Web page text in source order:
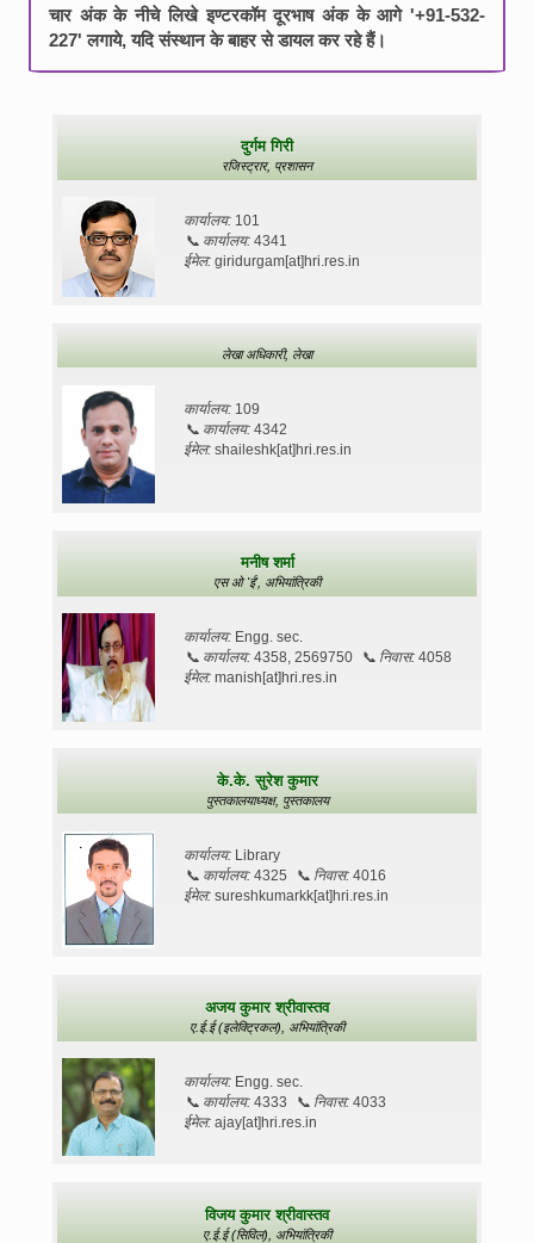
चार अंक के नीचे लिखे इण्टरकॉम दूरभाष अंक के आगे '+91-532-
227' लगाये, यदि संस्थान के बाहर से डायल कर रहे हैं।
दुर्गम गिरी
रजिस्ट्रार, प्रशासन
कार्यालय: 101
📞 कार्यालय:4341
ईमेल:giridurgam[at]hri.res.in
लेखा अधिकारी, लेखा
कार्यालय: 109
📞 कार्यालय:4342
ईमेल:shaileshk[at]hri.res.in
मनीष शर्मा
एस ओ 'ई', अभियांत्रिकी
कार्यालय: Engg. sec.
📞 कार्यालय:4358, 2569750 📞 निवास: 4058
ईमेल:manish[at]hri.res.in
के.के. सुरेश कुमार
पुस्तकालयाध्यक्ष, पुस्तकालय
कार्यालय: Library
📞 कार्यालय:4325 📞 निवास: 4016
ईमेल:sureshkumarkk[at]hri.res.in
अजय कुमार श्रीवास्तव
ए.ई.ई (इलेक्ट्रिकल), अभियांत्रिकी
कार्यालय: Engg. sec.
📞 कार्यालय:4333 📞 निवास: 4033
ईमेल:ajay[at]hri.res.in
विजय कुमार श्रीवास्तव
ए.ई.ई (सिविल), अभियांत्रिकी